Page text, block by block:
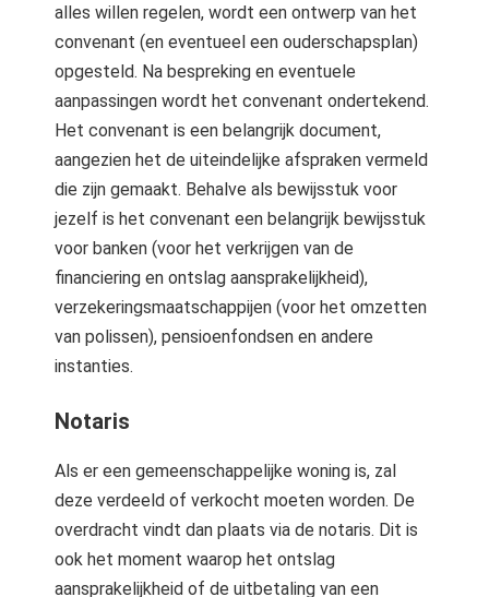
alles willen regelen, wordt een ontwerp van het
convenant (en eventueel een ouderschapsplan)
opgesteld. Na bespreking en eventuele
aanpassingen wordt het convenant ondertekend.
Het convenant is een belangrijk document,
aangezien het de uiteindelijke afspraken vermeld
die zijn gemaakt. Behalve als bewijsstuk voor
jezelf is het convenant een belangrijk bewijsstuk
voor banken (voor het verkrijgen van de
financiering en ontslag aansprakelijkheid),
verzekeringsmaatschappijen (voor het omzetten
van polissen), pensioenfondsen en andere
instanties.
Notaris
Als er een gemeenschappelijke woning is, zal
deze verdeeld of verkocht moeten worden. De
overdracht vindt dan plaats via de notaris. Dit is
ook het moment waarop het ontslag
aansprakelijkheid of de uitbetaling van een